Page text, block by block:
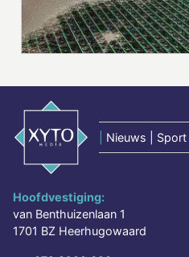
Nieuws |
Hoofdvestiging:
van Benthuizenlaan 1
1701 BZ Heerhugowaard